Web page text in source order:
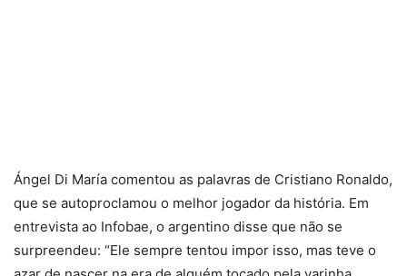
Ángel Di María comentou as palavras de Cristiano Ronaldo,
que se autoproclamou o melhor jogador da história. Em
entrevista ao Infobae, o argentino disse que não se
surpreendeu: “Ele sempre tentou impor isso, mas teve o